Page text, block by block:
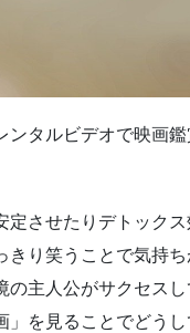
ンタルビデオで映画
定させたりデトック
きり笑うことで気持
の主人公がサクセス
」を見ることでどう